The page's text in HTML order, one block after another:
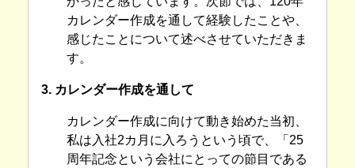
カレンダー作成を通して経験したことや、
感じたことについて述べさせていただきま
す。
3. カレンダー作成を通して
カレンダー作成に向けて動き始めた当初、
私は入社2カ月に入ろうという頃で、「25
周年記念という会社にとっての節目である